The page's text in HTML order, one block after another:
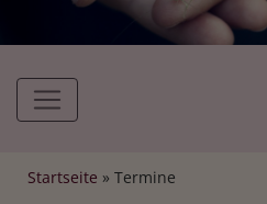
Hauptnavigation
Breadcrumb
Startseite Termine